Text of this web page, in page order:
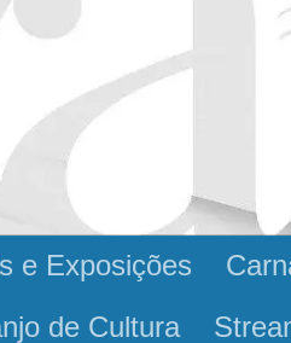
e Exposições
de Cultura